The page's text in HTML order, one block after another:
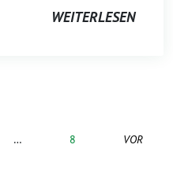
WEITERLESEN
… 8 VOR